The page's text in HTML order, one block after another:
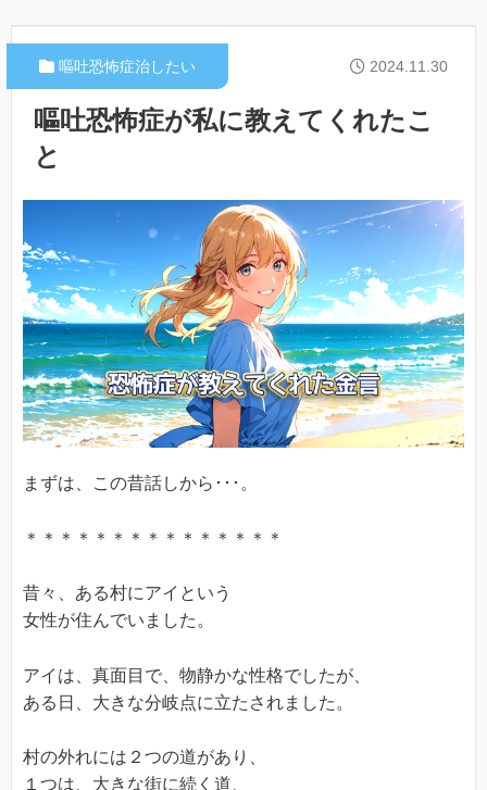
2024.11.30
嘔吐恐怖症治したい
嘔吐恐怖症が私に教えてくれたこ
と
まずは、この昔話しから･･･。
＊＊＊＊＊＊＊＊＊＊＊＊＊＊＊
昔々、ある村にアイという
女性が住んでいました。
アイは、真面目で、物静かな性格でしたが、
ある日、大きな分岐点に立たされました。
村の外れには２つの道があり、
１つは、大きな街に続く道、